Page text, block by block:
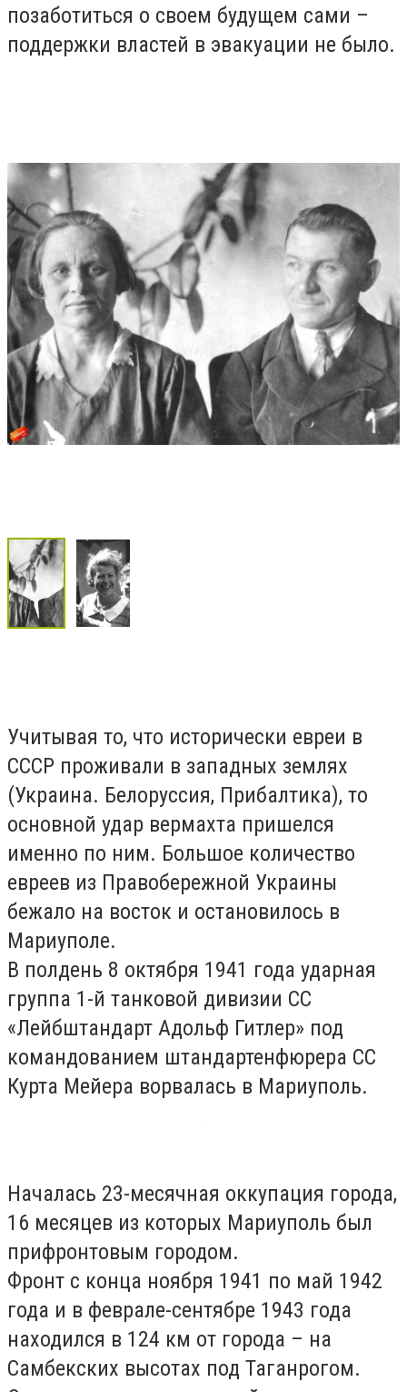
позаботиться о своем будущем сами –
поддержки властей в эвакуации не было.
Учитывая то, что исторически евреи в
СССР проживали в западных землях
(Украина. Белоруссия, Прибалтика), то
основной удар вермахта пришелся
именно по ним. Большое количество
евреев из Правобережной Украины
бежало на восток и остановилось в
Мариуполе.
В полдень 8 октября 1941 года ударная
группа 1-й танковой дивизии СС
«Лейбштандарт Адольф Гитлер» под
командованием штандартенфюрера СС
Курта Мейера ворвалась в Мариуполь.
Началась 23-месячная оккупация города,
16 месяцев из которых Мариуполь был
прифронтовым городом.
Фронт с конца ноября 1941 по май 1942
года и в феврале-сентябре 1943 года
находился в 124 км от города – на
Самбекских высотах под Таганрогом.